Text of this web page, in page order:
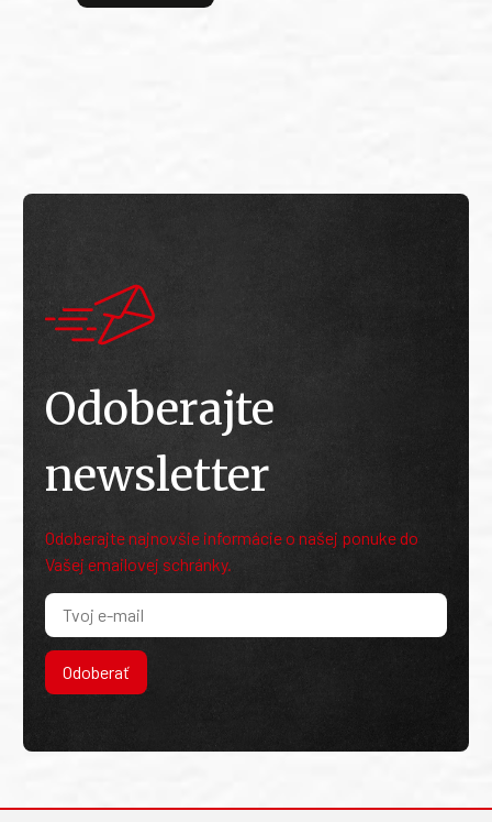
Odoberajte
newsletter
Odoberajte najnovšie informácie o našej ponuke do
Vašej emailovej schránky.
Odoberať